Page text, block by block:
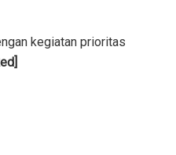
kegiatan prioritas